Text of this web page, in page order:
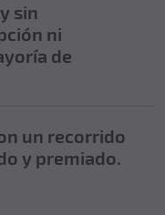
sin
ni
de
un recorrido
y premiado.